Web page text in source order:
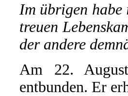
Im übrigen
treuen
der andere
Am 22.
entbunden. Er